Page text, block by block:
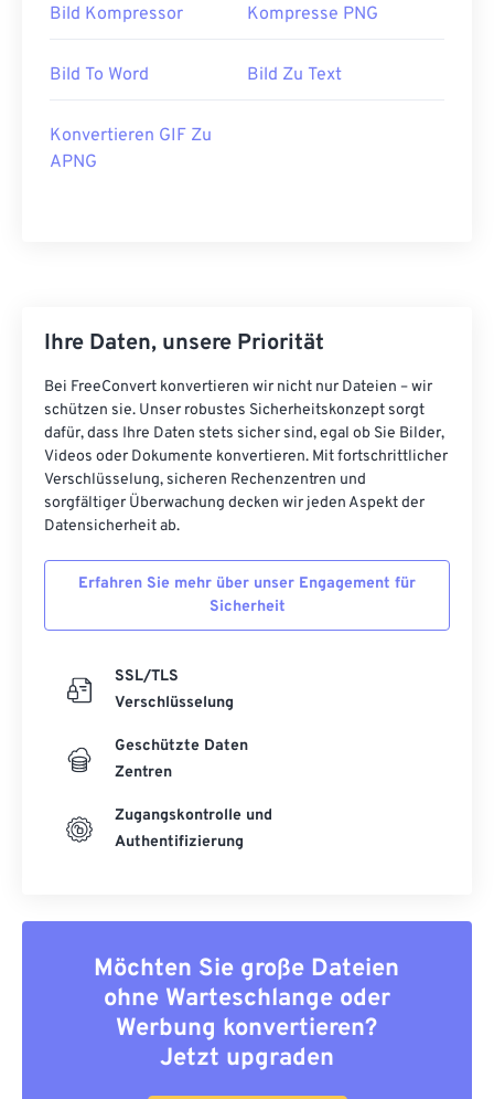
Bild Kompressor Kompresse PNG
Bild To Word Bild Zu Text
Konvertieren GIF Zu
APNG
Ihre Daten, unsere Priorität
Bei FreeConvert konvertieren wir nicht nur Dateien – wir
schützen sie. Unser robustes Sicherheitskonzept sorgt
dafür, dass Ihre Daten stets sicher sind, egal ob Sie Bilder,
Videos oder Dokumente konvertieren. Mit fortschrittlicher
Verschlüsselung, sicheren Rechenzentren und
sorgfältiger Überwachung decken wir jeden Aspekt der
Datensicherheit ab.
Erfahren Sie mehr über unser Engagement für
Sicherheit
SSL/TLS
Verschlüsselung
Geschützte Daten
Zentren
Zugangskontrolle und
Authentifizierung
Möchten Sie große Dateien
ohne Warteschlange oder
Werbung konvertieren?
Jetzt upgraden